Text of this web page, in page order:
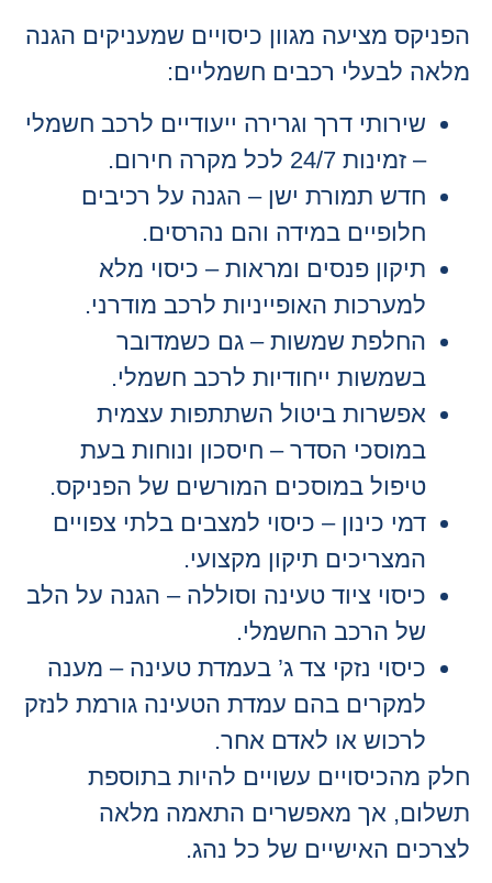
הפניקס מציעה מגוון כיסויים שמעניקים הגנה
מלאה לבעלי רכבים חשמליים:
שירותי דרך וגרירה ייעודיים לרכב חשמלי
– זמינות 24/7 לכל מקרה חירום.
חדש תמורת ישן – הגנה על רכיבים
חלופיים במידה והם נהרסים.
תיקון פנסים ומראות – כיסוי מלא
למערכות האופייניות לרכב מודרני.
החלפת שמשות – גם כשמדובר
בשמשות ייחודיות לרכב חשמלי.
אפשרות ביטול השתתפות עצמית
במוסכי הסדר – חיסכון ונוחות בעת
טיפול במוסכים המורשים של הפניקס.
דמי כינון – כיסוי למצבים בלתי צפויים
המצריכים תיקון מקצועי.
כיסוי ציוד טעינה וסוללה – הגנה על הלב
של הרכב החשמלי.
כיסוי נזקי צד ג’ בעמדת טעינה – מענה
למקרים בהם עמדת הטעינה גורמת לנזק
לרכוש או לאדם אחר.
חלק מהכיסויים עשויים להיות בתוספת
תשלום, אך מאפשרים התאמה מלאה
לצרכים האישיים של כל נהג.